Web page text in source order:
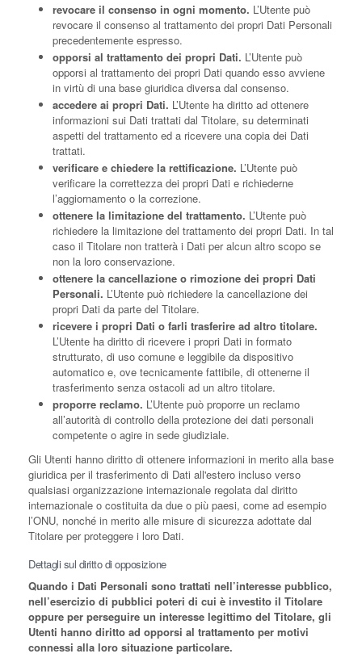
revocare il consenso in ogni momento. L’Utente può
revocare il consenso al trattamento dei propri Dati Personali
precedentemente espresso.
opporsi al trattamento dei propri Dati. L’Utente può
opporsi al trattamento dei propri Dati quando esso avviene
in virtù di una base giuridica diversa dal consenso.
accedere ai propri Dati. L’Utente ha diritto ad ottenere
informazioni sui Dati trattati dal Titolare, su determinati
aspetti del trattamento ed a ricevere una copia dei Dati
trattati.
verificare e chiedere la rettificazione. L’Utente può
verificare la correttezza dei propri Dati e richiederne
l’aggiornamento o la correzione.
ottenere la limitazione del trattamento. L’Utente può
richiedere la limitazione del trattamento dei propri Dati. In tal
caso il Titolare non tratterà i Dati per alcun altro scopo se
non la loro conservazione.
ottenere la cancellazione o rimozione dei propri Dati
Personali. L’Utente può richiedere la cancellazione dei
propri Dati da parte del Titolare.
ricevere i propri Dati o farli trasferire ad altro titolare.
L’Utente ha diritto di ricevere i propri Dati in formato
strutturato, di uso comune e leggibile da dispositivo
automatico e, ove tecnicamente fattibile, di ottenerne il
trasferimento senza ostacoli ad un altro titolare.
proporre reclamo. L’Utente può proporre un reclamo
all’autorità di controllo della protezione dei dati personali
competente o agire in sede giudiziale.
Gli Utenti hanno diritto di ottenere informazioni in merito alla base
giuridica per il trasferimento di Dati all'estero incluso verso
qualsiasi organizzazione internazionale regolata dal diritto
internazionale o costituita da due o più paesi, come ad esempio
l’ONU, nonché in merito alle misure di sicurezza adottate dal
Titolare per proteggere i loro Dati.
Dettagli sul diritto di opposizione
Quando i Dati Personali sono trattati nell’interesse pubblico,
nell’esercizio di pubblici poteri di cui è investito il Titolare
oppure per perseguire un interesse legittimo del Titolare, gli
Utenti hanno diritto ad opporsi al trattamento per motivi
connessi alla loro situazione particolare.